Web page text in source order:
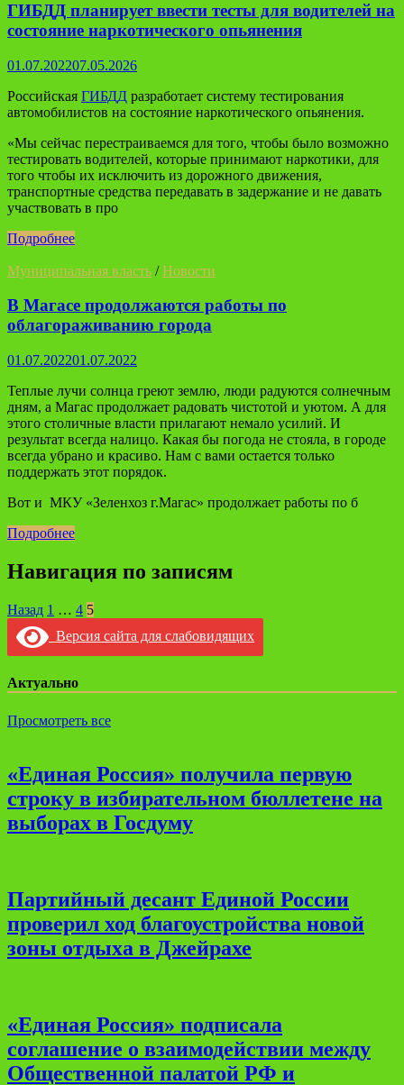
ГИБДД планирует ввести тесты для водителей на
состояние наркотического опьянения
01.07.202207.05.2026
Российская ГИБДД разработает систему тестирования
автомобилистов на состояние наркотического опьянения.
«Мы сейчас перестраиваемся для того, чтобы было возможно
тестировать водителей, которые принимают наркотики, для
того чтобы их исключить из дорожного движения,
транспортные средства передавать в задержание и не давать
участвовать в про
Подробнее
Муниципальная власть /Новости
В Магасе продолжаются работы по
облагораживанию города
01.07.202201.07.2022
Теплые лучи солнца греют землю, люди радуются солнечным
дням, а Магас продолжает радовать чистотой и уютом. А для
этого столичные власти прилагают немало усилий. И
результат всегда налицо. Какая бы погода не стояла, в городе
всегда убрано и красиво. Нам с вами остается только
поддержать этот порядок.
Вот и МКУ «Зеленхоз г.Магас» продолжает работы по б
Подробнее
Навигация по записям
Назад 1 … 4 5
Версия сайта для слабовидящих
Актуально
Просмотреть все
«Единая Россия» получила первую
строку в избирательном бюллетене на
выборах в Госдуму
Партийный десант Единой России
проверил ход благоустройства новой
зоны отдыха в Джейрахе
«Единая Россия» подписала
соглашение о взаимодействии между
Общественной палатой РФ и